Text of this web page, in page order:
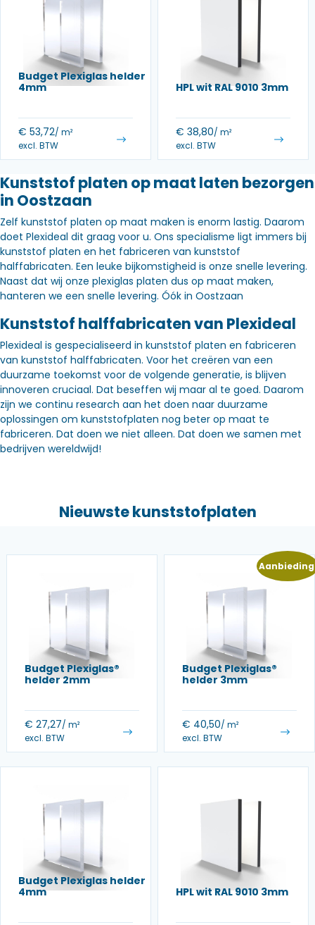
Budget Plexiglas helder
4mm
€ 53,72/ m²
excl. BTW
HPL wit RAL 9010 3mm
€ 38,80/ m²
excl. BTW
Kunststof platen op maat laten bezorgen
in Oostzaan
Zelf kunststof platen op maat maken is enorm lastig. Daarom
doet Plexideal dit graag voor u. Ons specialisme ligt immers bij
kunststof platen en het fabriceren van kunststof
halffabricaten. Een leuke bijkomstigheid is onze snelle levering.
Naast dat wij onze plexiglas platen dus op maat maken,
hanteren we een snelle levering. Óók in Oostzaan
Kunststof halffabricaten van Plexideal
Plexideal is gespecialiseerd in kunststof platen en fabriceren
van kunststof halffabricaten. Voor het creëren van een
duurzame toekomst voor de volgende generatie, is blijven
innoveren cruciaal. Dat beseffen wij maar al te goed. Daarom
zijn we continu research aan het doen naar duurzame
oplossingen om kunststofplaten nog beter op maat te
fabriceren. Dat doen we niet alleen. Dat doen we samen met
bedrijven wereldwijd!
Nieuwste kunststofplaten
Budget Plexiglas®
helder 2mm
€ 27,27/ m²
excl. BTW
Budget Plexiglas®
helder 3mm
€ 40,50/ m²
excl. BTW
Budget Plexiglas helder
4mm
HPL wit RAL 9010 3mm